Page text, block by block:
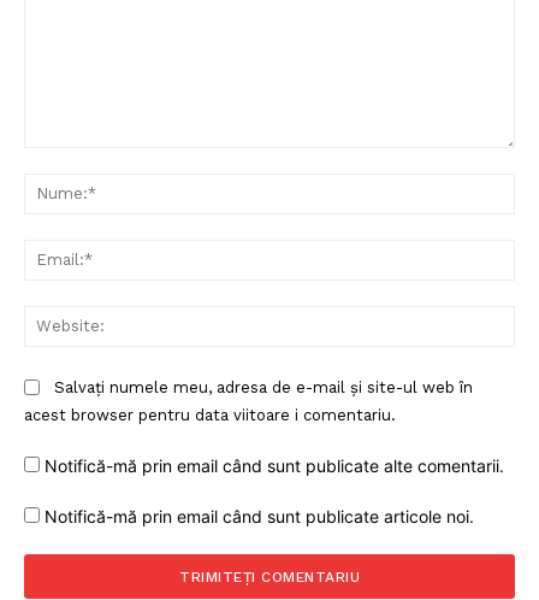
Salvați numele meu, adresa de e-mail și site-ul web în
acest browser pentru data viitoare i comentariu.
Notifică-mă prin email când sunt publicate alte comentarii.
Notifică-mă prin email când sunt publicate articole noi.